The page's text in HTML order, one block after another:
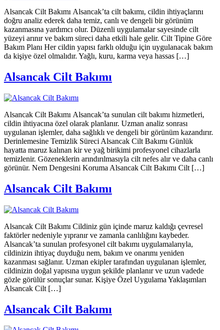
Alsancak Cilt Bakımı Alsancak’ta cilt bakımı, cildin ihtiyaçlarını
doğru analiz ederek daha temiz, canlı ve dengeli bir görünüm
kazanmasına yardımcı olur. Düzenli uygulamalar sayesinde cilt
yüzeyi arınır ve bakım süreci daha etkili hale gelir. Cilt Tipine Göre
Bakım Planı Her cildin yapısı farklı olduğu için uygulanacak bakım
da kişiye özel olmalıdır. Yağlı, kuru, karma veya hassas […]
Alsancak Cilt Bakımı
Alsancak Cilt Bakımı Alsancak’ta sunulan cilt bakımı hizmetleri,
cildin ihtiyacına özel olarak planlanır. Uzman analiz sonrası
uygulanan işlemler, daha sağlıklı ve dengeli bir görünüm kazandırır.
Derinlemesine Temizlik Süreci Alsancak Cilt Bakımı Günlük
hayatta maruz kalınan kir ve yağ birikimi profesyonel cihazlarla
temizlenir. Gözeneklerin arındırılmasıyla cilt nefes alır ve daha canlı
görünür. Nem Dengesini Koruma Alsancak Cilt Bakımı Cilt […]
Alsancak Cilt Bakımı
Alsancak Cilt Bakımı Cildiniz gün içinde maruz kaldığı çevresel
faktörler nedeniyle yıpranır ve zamanla canlılığını kaybeder.
Alsancak’ta sunulan profesyonel cilt bakımı uygulamalarıyla,
cildinizin ihtiyaç duyduğu nem, bakım ve onarımı yeniden
kazanması sağlanır. Uzman ekipler tarafından uygulanan işlemler,
cildinizin doğal yapısına uygun şekilde planlanır ve uzun vadede
gözle görülür sonuçlar sunar. Kişiye Özel Uygulama Yaklaşımları
Alsancak Cilt […]
Alsancak Cilt Bakımı